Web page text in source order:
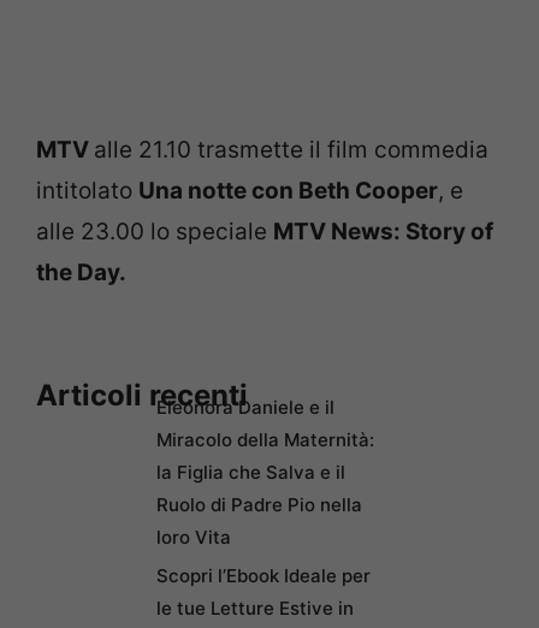
MTV alle 21.10 trasmette il film commedia
intitolato Una notte con Beth Cooper, e
alle 23.00 lo speciale MTV News: Story of
the Day.
Articoli recentiEleonora Daniele e il
Miracolo della Maternità:
la Figlia che Salva e il
Ruolo di Padre Pio nella
loro Vita
Scopri l’Ebook Ideale per
le tue Letture Estive in